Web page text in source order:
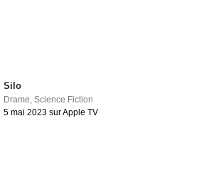
Silo
Drame,Science Fiction
5 mai 2023 sur Apple TV